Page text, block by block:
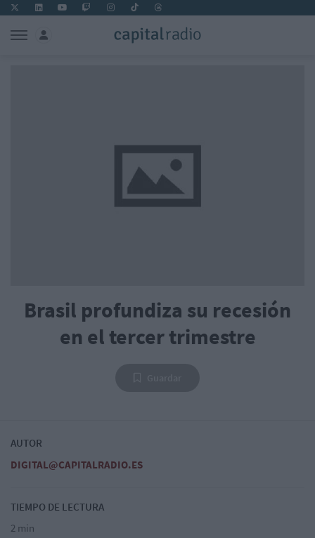
Brasil profundiza su recesión
en el tercer trimestre
AUTOR
DIGITAL@CAPITALRADIO.ES
TIEMPO DE LECTURA
2 min